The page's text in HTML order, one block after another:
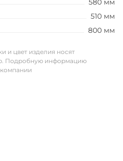
580 мм
510 мм
800 мм
и цвет изделия носят
Подробную информацию